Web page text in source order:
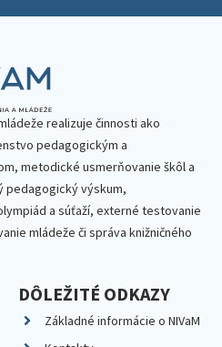
realizuje činnosti ako
pedagogickým a
metodické usmerňovanie škôl a
pedagogický výskum,
a súťaží, externé testovanie
mládeže či správa knižničného
DÔLEŽITÉ ODKAZY
Základné informácie o NIVaM